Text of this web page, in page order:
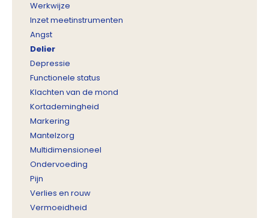
Werkwijze
Inzet meetinstrumenten
Angst
Delier
Depressie
Functionele status
Klachten van de mond
Kortademingheid
Markering
Mantelzorg
Multidimensioneel
Ondervoeding
Pijn
Verlies en rouw
Vermoeidheid